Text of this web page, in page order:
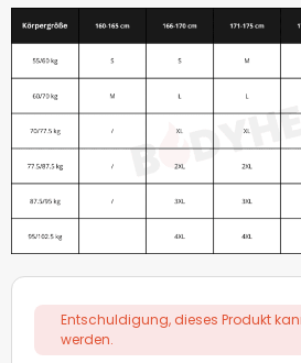
Entschuldigung, dieses Produkt
werden.